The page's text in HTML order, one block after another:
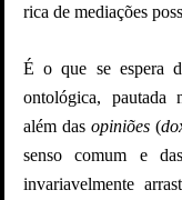
rica de mediações
É o que se espera
ontológica, pautada
além das opiniões (
senso comum e
invariavelmente